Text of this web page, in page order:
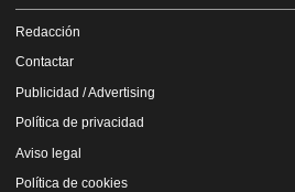
Redacción
Contactar
Publicidad / Advertising
Política de privacidad
Aviso legal
Política de cookies